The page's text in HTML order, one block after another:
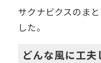
サクナビクスのま
した。
どんな風に工